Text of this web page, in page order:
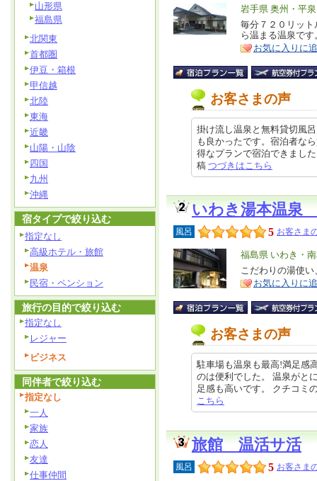
エ
リ
ア
岩手県 奥州・平
特
徴
毎分７２０リッ
ら温まる温泉で
お気に入りに
お客さまの声
掛け流し温泉と無料貸切風
も良かったです。宿泊者な
得なプランで宿泊できまし
稿 つづきはこちら
いわき湯本温
風呂 5 お客さま
エ
リ
ア
福島県 いわき・
特
徴
こだわりの湯使
お気に入りに
お客さまの声
駐車場も温泉も最高!満足感
のは便利でした。 温泉がと
足感も高いです。 クチコ
こちら
旅館 温活サ活
風呂 5 お客さま
山形県
福島県
北関東
首都圏
伊豆・箱根
甲信越
北陸
東海
近畿
山陽・山陰
四国
九州
沖縄
宿タイプで絞り込む
指定なし
高級ホテル・旅館
温泉
民宿・ペンション
旅行の目的で絞り込む
指定なし
レジャー
ビジネス
同伴者で絞り込む
指定なし
一人
家族
恋人
友達
仕事仲間